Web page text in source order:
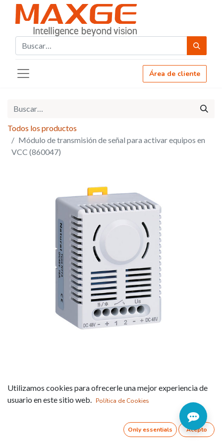
Área de cliente
Todos los productos
Módulo de transmisión de señal para activar equipos en
VCC (860047)
Módulo de transmisión de
señal para activar equipos
Utilizamos cookies para ofrecerle una mejor experiencia de
usuario en este sitio web. Política de Cookies
Only essentials Acepto